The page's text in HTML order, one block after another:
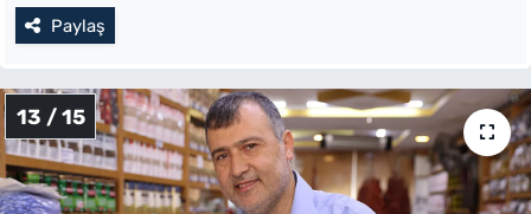
Paylaş
13 / 15